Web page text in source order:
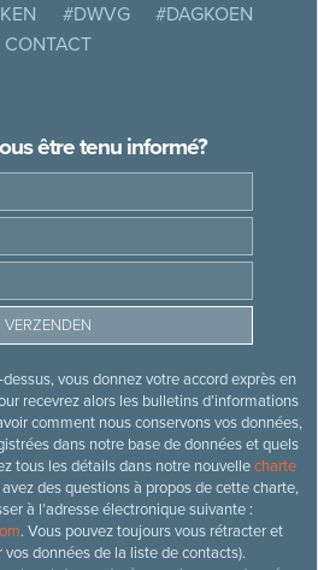
#DWVG
#DAGKOEN
CONTACT
être tenu informé?
vous donnez votre accord exprès en
recevrez alors les bulletins d’informations
comment nous conservons vos données,
dans notre base de données et quels
tous les détails dans notre nouvellecharte
des questions à propos de cette charte,
à l’adresse électronique suivante :
. Vous pouvez toujours vous rétracter et
données de la liste de contacts).